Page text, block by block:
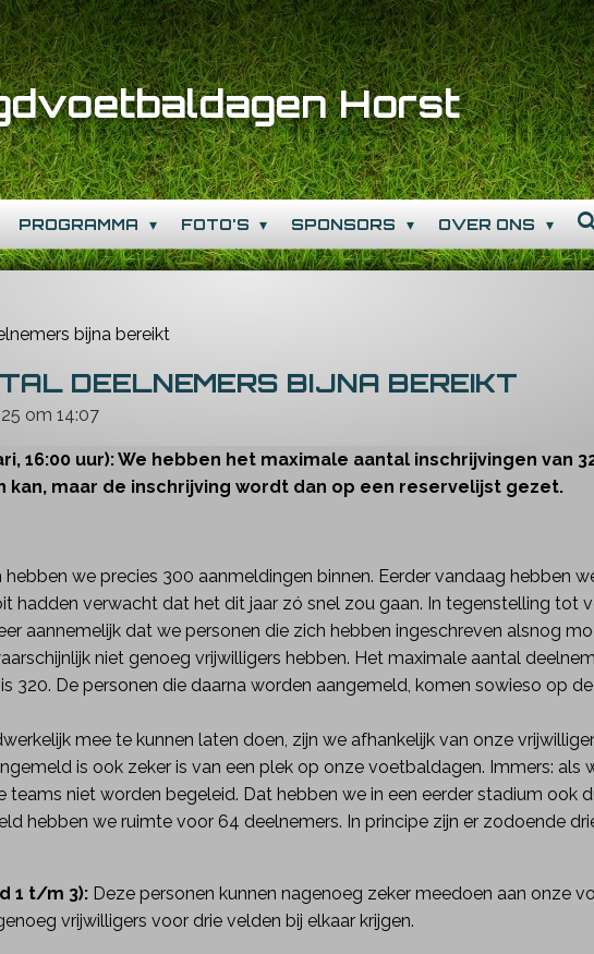
Horst
PROGRAMMA FOTO'S SPONSORS OVER ONS
bijna bereikt
DEELNEMERS BIJNA BEREIKT
om 14:07
16:00 uur): We hebben het maximale aantal inschrijvingen van
kan, maar de inschrijving wordt dan op een reservelijst gezet.
we precies 300 aanmeldingen binnen. Eerder vandaag hebben
hadden verwacht dat het dit jaar zó snel zou gaan. In tegenstelling tot
aannemelijk dat we personen die zich hebben ingeschreven alsnog
niet genoeg vrijwilligers hebben. Het maximale aantal
320. De personen die daarna worden aangemeld, komen sowieso op
mee te kunnen laten doen, zijn we afhankelijk van onze
is ook zeker is van een plek op onze voetbaldagen. Immers: als
teams niet worden begeleid. Dat hebben we in een eerder stadium ook
hebben we ruimte voor 64 deelnemers. In principe zijn er zodoende
1 t/m 3): Deze personen kunnen nagenoeg zeker meedoen aan onze
vrijwilligers voor drie velden bij elkaar krijgen.